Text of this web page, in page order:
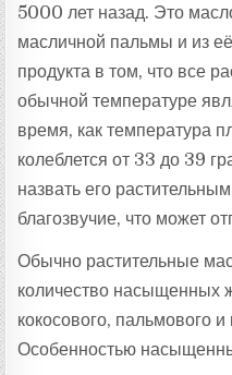
5000 лет назад. Это
масличной пальмы и из
продукта в том, что все
обычной температуре
время, как температура
колеблется от 33 до 39
назвать его
благозвучие, что может
Обычно растительные
количество насыщенных
кокосового, пальмового
Особенностью